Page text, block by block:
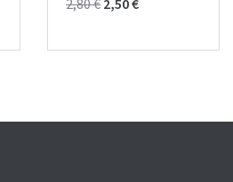
2,80€
was:
2,50€
is: